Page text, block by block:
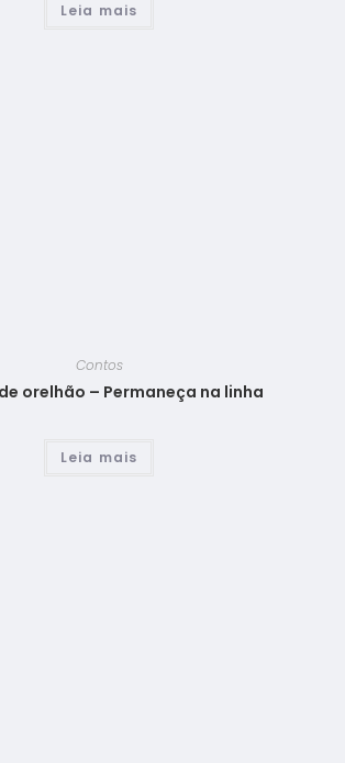
Leia mais
Contos
orelhão – Permaneça na linha
Leia mais